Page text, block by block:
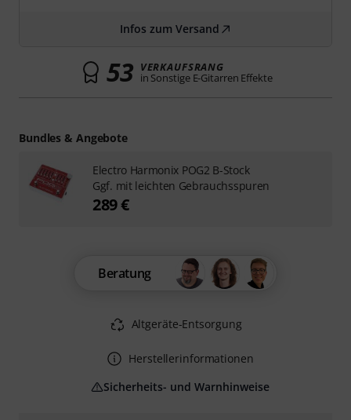
Infos zum Versand
53 VERKAUFSRANG
in Sonstige E-Gitarren Effekte
Beratung
Altgeräte-Entsorgung
Herstellerinformationen
Sicherheits- und Warnhinweise
Bundles & Angebote
Electro Harmonix POG2 B-Stock
Ggf. mit leichten Gebrauchsspuren
289 €